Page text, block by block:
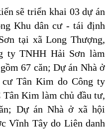
sẽ triển khai 03 dự án
Khu dân cư - tái định
tại xã Long Thượng,
ty TNHH Hải Sơn làm
67 căn; Dự án Nhà ở
Tân Kim do Công ty
Kim làm chủ đầu tư,
Dự án Nhà ở xã hội
Vĩnh Tây do Liên danh